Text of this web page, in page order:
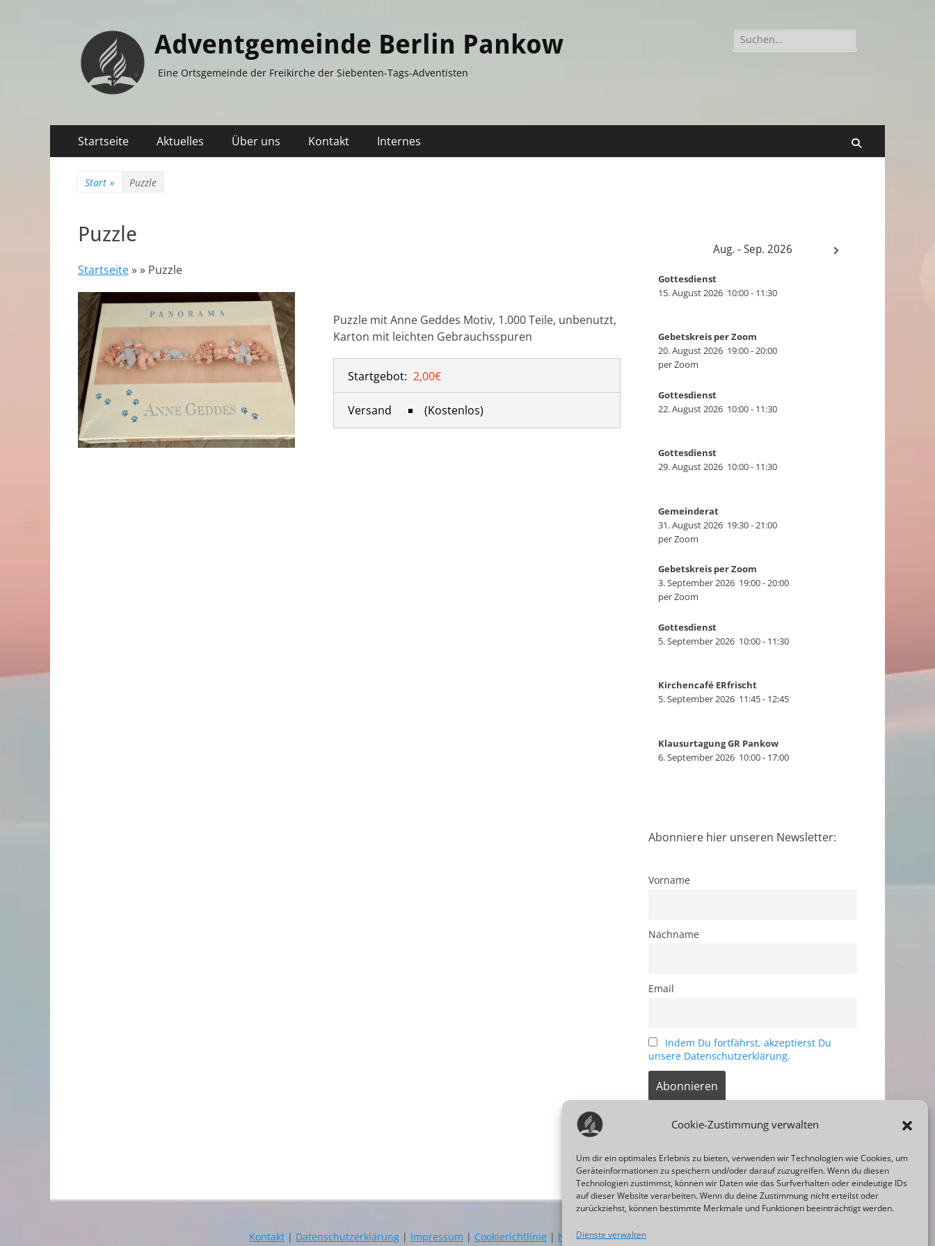
Cookie-Zustimmung verwalten
Um dir ein optimales Erlebnis zu bieten, verwenden wir Technologien wie Cookies, um
Geräteinformationen zu speichern und/oder darauf zuzugreifen. Wenn du diesen
Technologien zustimmst, können wir Daten wie das Surfverhalten oder eindeutige IDs
auf dieser Website verarbeiten. Wenn du deine Zustimmung nicht erteilst oder
zurückziehst, können bestimmte Merkmale und Funktionen beeinträchtigt werden.
Dienste verwalten
Adventgemeinde Berlin Pankow
Eine Ortsgemeinde der Freikirche der Siebenten-Tags-Adventisten
Suchen
nach:
Primäres
Menü
Inhalt
Startseite Aktuelles Über uns Kontakt Internes
Start » Puzzle
Puzzle
Startseite» » Puzzle
Puzzle mit Anne Geddes Motiv, 1.000 Teile, unbenutzt,
Karton mit leichten Gebrauchsspuren
Startgebot: 2,00€
Versand ( Kostenlos)
Aug. - Sep. 2026
Gottesdienst
15. August 2026 10:00- 11:30
Gebetskreis per Zoom
20. August 2026 19:00-20:00
per Zoom
Gottesdienst
22. August 2026 10:00- 11:30
Gottesdienst
29. August 2026 10:00- 11:30
Gemeinderat
31. August 2026 19:30-21:00
per Zoom
Gebetskreis per Zoom
3. September 2026 19:00-20:00
per Zoom
Gottesdienst
5. September 2026 10:00- 11:30
Kirchencafé ERfrischt
5. September 2026 11:45- 12:45
Klausurtagung GR Pankow
6. September 2026 10:00- 17:00
Abonniere hier unseren Newsletter:
Vorname
Nachname
Email
Indem Du fortfährst, akzeptierst Du
unsere Datenschutzerklärung.
Kontakt | Datenschutzerklärung | Impressum | Cookierichtlinie | Newsletter|Adminbereich